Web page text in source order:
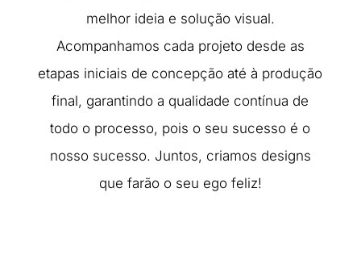
melhor ideia e solução visual.
Acompanhamos cada projeto desde as
etapas iniciais de concepção até à produção
final, garantindo a qualidade contínua de
todo o processo, pois o seu sucesso é o
nosso sucesso. Juntos, criamos designs
que farão o seu ego feliz!